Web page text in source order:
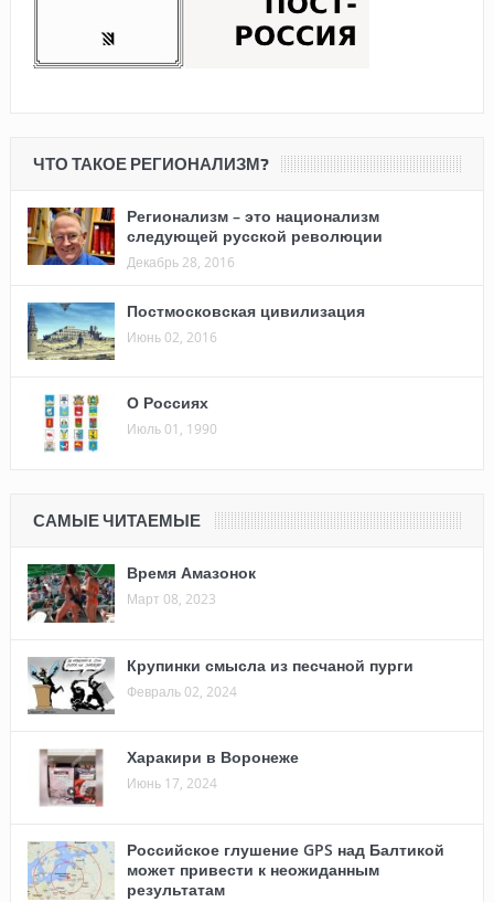
ЧТО ТАКОЕ РЕГИОНАЛИЗМ?
Регионализм – это национализм
следующей русской революции
Декабрь 28, 2016
Постмосковская цивилизация
Июнь 02, 2016
О Россиях
Июль 01, 1990
САМЫЕ ЧИТАЕМЫЕ
Время Амазонок
Март 08, 2023
Крупинки смысла из песчаной пурги
Февраль 02, 2024
Харакири в Воронеже
Июнь 17, 2024
Российское глушение GPS над Балтикой
может привести к неожиданным
результатам